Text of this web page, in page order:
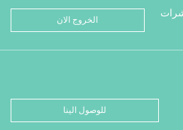
الخروج الان
للوصول الينا